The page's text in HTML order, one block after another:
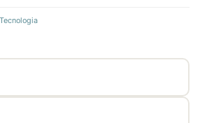
Tecnologia